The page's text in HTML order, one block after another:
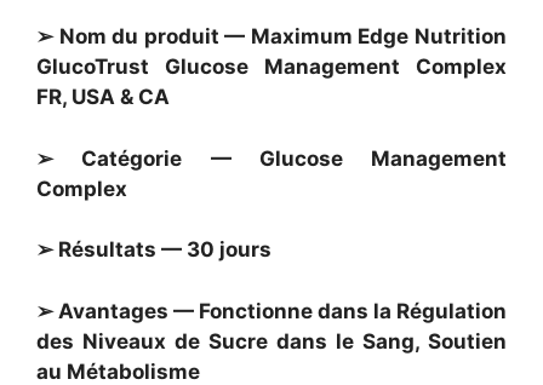
➢ Nom du produit — Maximum Edge Nutrition
GlucoTrust Glucose Management Complex
FR, USA & CA
➢ Catégorie — Glucose Management
Complex
➢ Résultats — 30 jours
➢ Avantages — Fonctionne dans la Régulation
des Niveaux de Sucre dans le Sang, Soutien
au Métabolisme